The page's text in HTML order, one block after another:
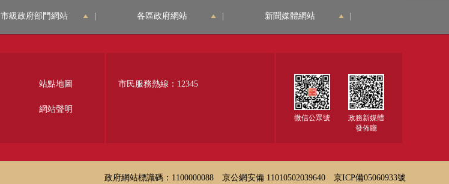
市級政府部門網站 各區政府網站 新聞媒體網站
站點地圖
網站聲明
市民服務熱線：12345
微信公眾號
政務新媒體
發佈廳
政府網站標識碼：1100000088 京公網安備 11010502039640 京ICP備05060933號